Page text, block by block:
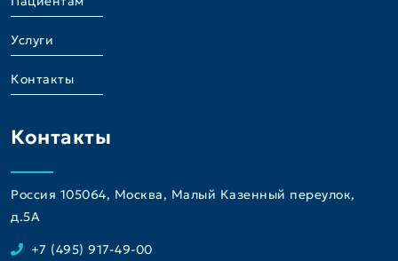
Услуги
Контакты
Контакты
Россия 105064, Москва, Малый Казенный переулок,
д.5A
+7 (495) 917-49-00